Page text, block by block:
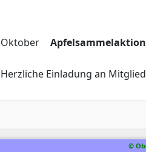
©
Oktober Apfelsammelaktion
Herzliche Einladung an